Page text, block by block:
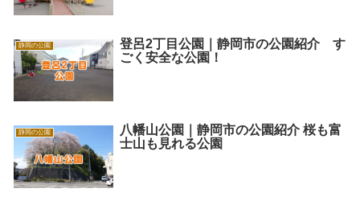
静岡の公園
登呂2丁目公園｜静岡市の公園紹介 す
ごく安全な公園！
静岡の公園
八幡山公園｜静岡市の公園紹介 桜も富
士山も見れる公園